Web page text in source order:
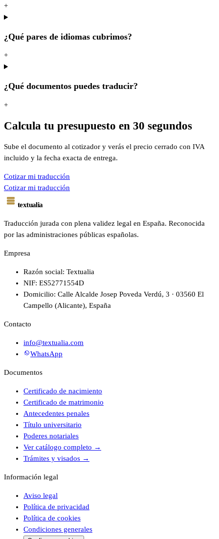
+
¿Qué pares de idiomas cubrimos?
+
¿Qué documentos puedes traducir?
+
Calcula tu presupuesto en 30 segundos
Sube el documento al cotizador y verás el precio cerrado con IVA
incluido y la fecha exacta de entrega.
Cotizar mi traducción
Cotizar mi traducción
textualia
Traducción jurada con plena validez legal en España. Reconocida
por las administraciones públicas españolas.
Empresa
Razón social: Textualia
NIF: ES52771554D
Domicilio: Calle Alcalde Josep Poveda Verdú, 3 · 03560 El
Campello (Alicante), España
Contacto
info@textualia.com
WhatsApp
Documentos
Certificado de nacimiento
Certificado de matrimonio
Antecedentes penales
Título universitario
Poderes notariales
Ver catálogo completo →
Trámites y visados →
Información legal
Aviso legal
Política de privacidad
Política de cookies
Condiciones generales